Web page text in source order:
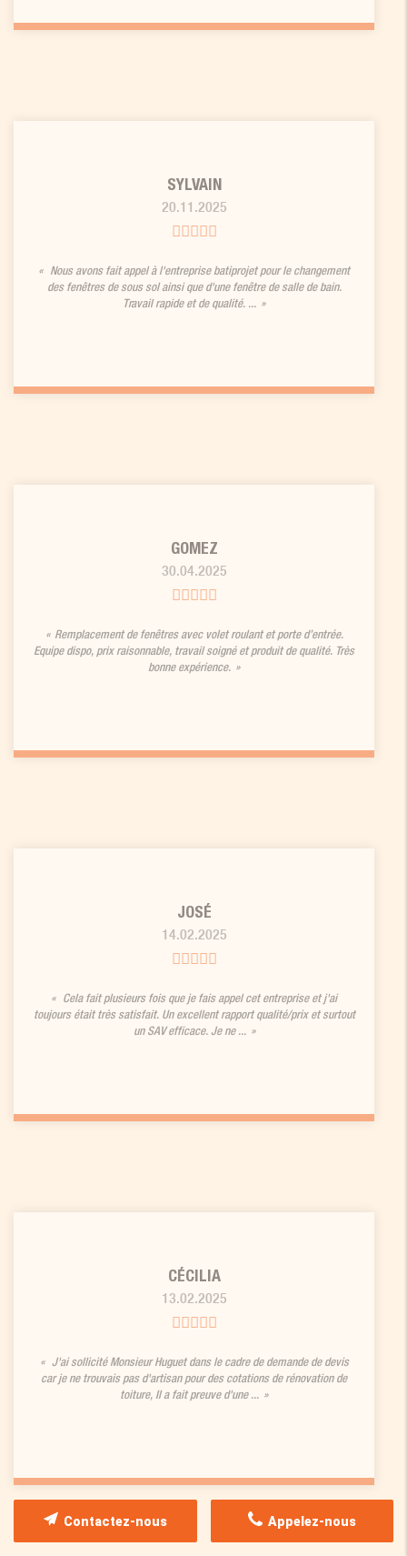
SYLVAIN
20.11.2025
Nous avons fait appel à l'entreprise batiprojet pour le changement
des fenêtres de sous sol ainsi que d'une fenêtre de salle de bain.
Travail rapide et de qualité. ...
GOMEZ
30.04.2025
Remplacement de fenêtres avec volet roulant et porte d’entrée.
Equipe dispo, prix raisonnable, travail soigné et produit de qualité. Très
bonne expérience.
JOSÉ
14.02.2025
Cela fait plusieurs fois que je fais appel cet entreprise et j'ai
toujours était très satisfait. Un excellent rapport qualité/prix et surtout
un SAV efficace. Je ne ...
CÉCILIA
13.02.2025
J'ai sollicité Monsieur Huguet dans le cadre de demande de devis
car je ne trouvais pas d'artisan pour des cotations de rénovation de
toiture, Il a fait preuve d'une ...
Appelez-nous
Contactez-nous